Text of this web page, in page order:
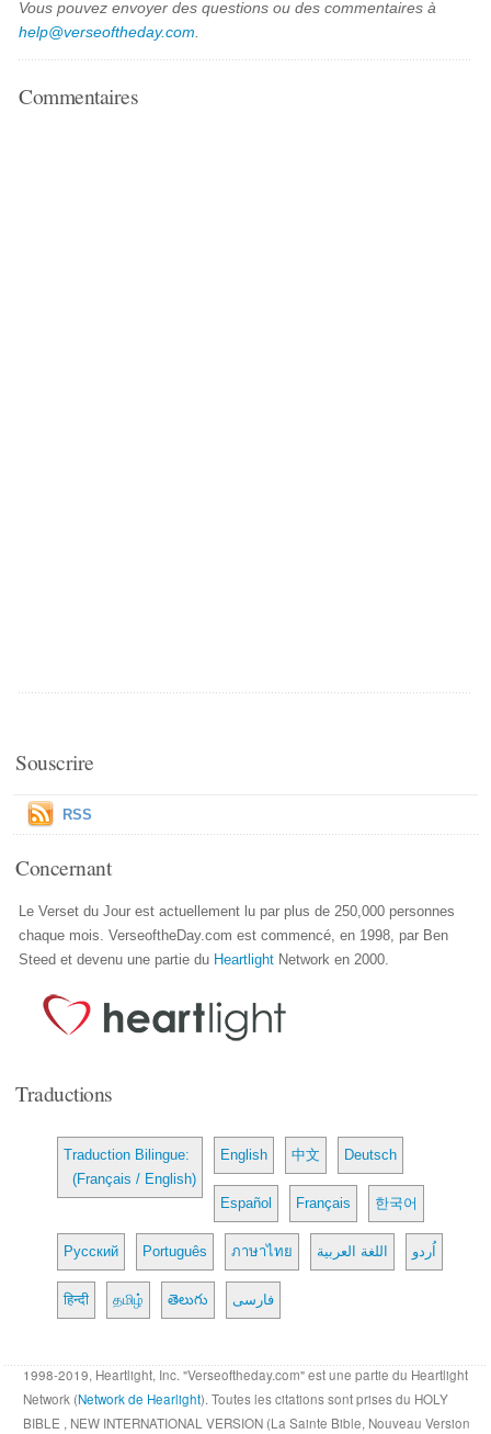
Vous pouvez envoyer des questions ou des commentaires à
help@verseoftheday.com
Commentaires
Souscrire
RSS
Concernant
Le Verset du Jour est actuellement lu par plus de 250,000 personnes
chaque mois. VerseoftheDay.com est commencé, en 1998, par Ben
Steed et devenu une partie du Heartlight Network en 2000.
Traductions
Traduction Bilingue:
(Français / English)
English 中文 Deutsch
Español Français 한국어
Русский Português ภาษาไทย اللغة العربية اُردو
हिन्दी தமிழ் తెలుగు فارسی
1998-2019, Heartlight, Inc. "Verseoftheday.com" est une partie du Heartlight
Network (Network de Hearlight). Toutes les citations sont prises du HOLY
BIBLE , NEW INTERNATIONAL VERSION (La Sainte Bible, Nouveau Version